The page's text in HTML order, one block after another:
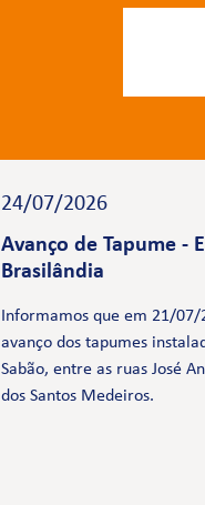
24/07/2026
Avanço de Tapume -
Brasilândia
Informamos que em 21/
avanço dos tapumes
Sabão, entre as ruas José
dos Santos Medeiros.